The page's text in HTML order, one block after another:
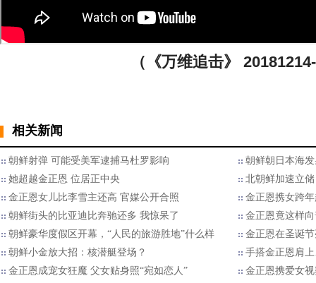
（《万维追击》
相关新闻
朝鲜射弹 可能受美军逮捕马杜罗影响
朝鲜朝日本海
她超越金正恩 位居正中央
北朝鲜加速立
金正恩女儿比李雪主还高 官媒公开合照
金正恩携女跨
朝鲜街头的比亚迪比奔驰还多 我惊呆了
金正恩竟这样
朝鲜豪华度假区开幕，“人民的旅游胜地”什么样
金正恩在圣诞
朝鲜小金放大招：核潜艇登场？
手搭金正恩肩
金正恩成宠女狂魔 父女贴身照“宛如恋人”
金正恩携爱女